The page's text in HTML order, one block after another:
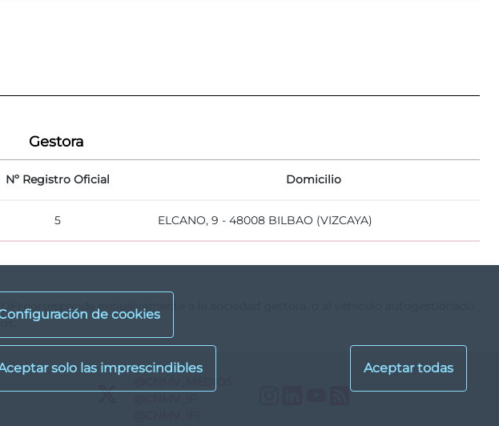
de cookies
Gestora
Nº Registro Oficial Domicilio
5 ELCANO, 9 - 48008 BILBAO (VIZCAYA)
corresponde exclusivamente a la sociedad gestora, o al vehículo autogestionado
Instagram
LinkedIn
YouTube
RSS